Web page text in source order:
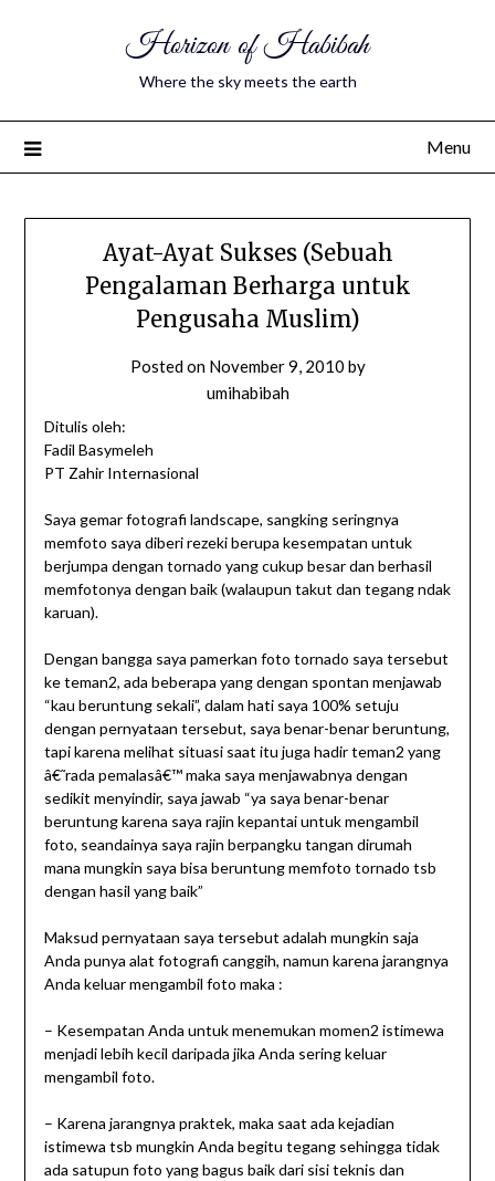
Horizon of Habibah
Where the sky meets the earth
Menu
Ayat-Ayat Sukses (Sebuah
Pengalaman Berharga untuk
Pengusaha Muslim)
Posted on November 9, 2010 by
umihabibah
Ditulis oleh:
Fadil Basymeleh
PT Zahir Internasional
Saya gemar fotografi landscape, sangking seringnya
memfoto saya diberi rezeki berupa kesempatan untuk
berjumpa dengan tornado yang cukup besar dan berhasil
memfotonya dengan baik (walaupun takut dan tegang ndak
karuan).
Dengan bangga saya pamerkan foto tornado saya tersebut
ke teman2, ada beberapa yang dengan spontan menjawab
“kau beruntung sekali”, dalam hati saya 100% setuju
dengan pernyataan tersebut, saya benar-benar beruntung,
tapi karena melihat situasi saat itu juga hadir teman2 yang
â€˜rada pemalasâ€™ maka saya menjawabnya dengan
sedikit menyindir, saya jawab “ya saya benar-benar
beruntung karena saya rajin kepantai untuk mengambil
foto, seandainya saya rajin berpangku tangan dirumah
mana mungkin saya bisa beruntung memfoto tornado tsb
dengan hasil yang baik”
Maksud pernyataan saya tersebut adalah mungkin saja
Anda punya alat fotografi canggih, namun karena jarangnya
Anda keluar mengambil foto maka :
– Kesempatan Anda untuk menemukan momen2 istimewa
menjadi lebih kecil daripada jika Anda sering keluar
mengambil foto.
– Karena jarangnya praktek, maka saat ada kejadian
istimewa tsb mungkin Anda begitu tegang sehingga tidak
ada satupun foto yang bagus baik dari sisi teknis dan